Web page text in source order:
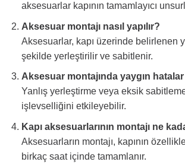
aksesuarlar kapının tamamlayıcı
Aksesuar montajı nasıl yapılır?
Aksesuarlar, kapı üzerinde belirlenen
şekilde yerleştirilir ve sabitlenir.
Aksesuar montajında yaygın
Yanlış yerleştirme veya eksik
işlevselliğini etkileyebilir.
Kapı aksesuarlarının montajı ne
Aksesuarların montajı, kapının
birkaç saat içinde tamamlanır.